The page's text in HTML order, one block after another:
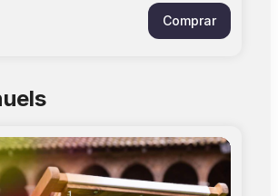
et s’amuser en découvrant
les peintures et les secrets du
façon originale de visiter à son
ce jeu. Informations pratiques :
Carmélites. Réservation
billetterie du Couvent des
Chapelle de La Grave et du
Comprar